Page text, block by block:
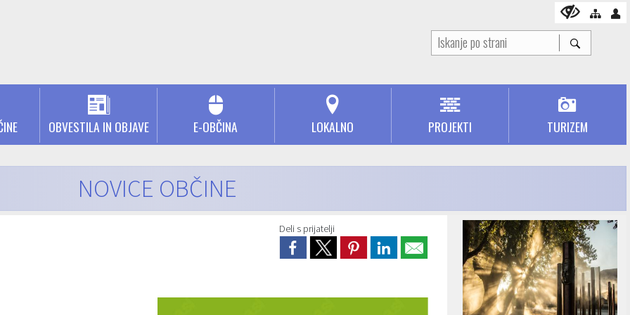
OBVESTILA IN OBJAVE E-OBČINA LOKALNO PROJEKTI TURIZEM
NOVICE OBČINE
Deli s prijatelji